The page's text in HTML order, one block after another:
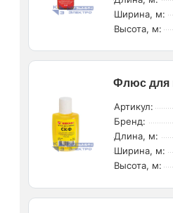
Ширина, м:
Высота, м:
Флюс для
Артикул:
Бренд:
Длина, м:
Ширина, м:
Высота, м: